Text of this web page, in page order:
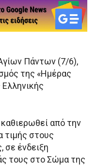
Πάντων (7/6),
της «Ημέρας
από την
τιμής στους
σε ένδειξη
τους στο Σώμα της